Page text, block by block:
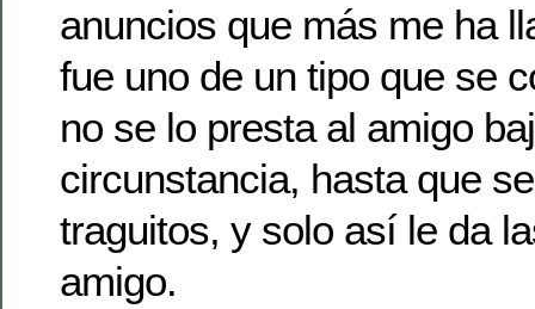
anuncios que más me ha
fue uno de un tipo que se
no se lo presta al amigo
circunstancia, hasta que
traguitos, y solo así le da
amigo.